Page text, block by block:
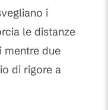
i
le distanze
mentre due
di rigore a